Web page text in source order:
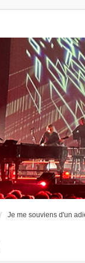
Je me souviens d'un